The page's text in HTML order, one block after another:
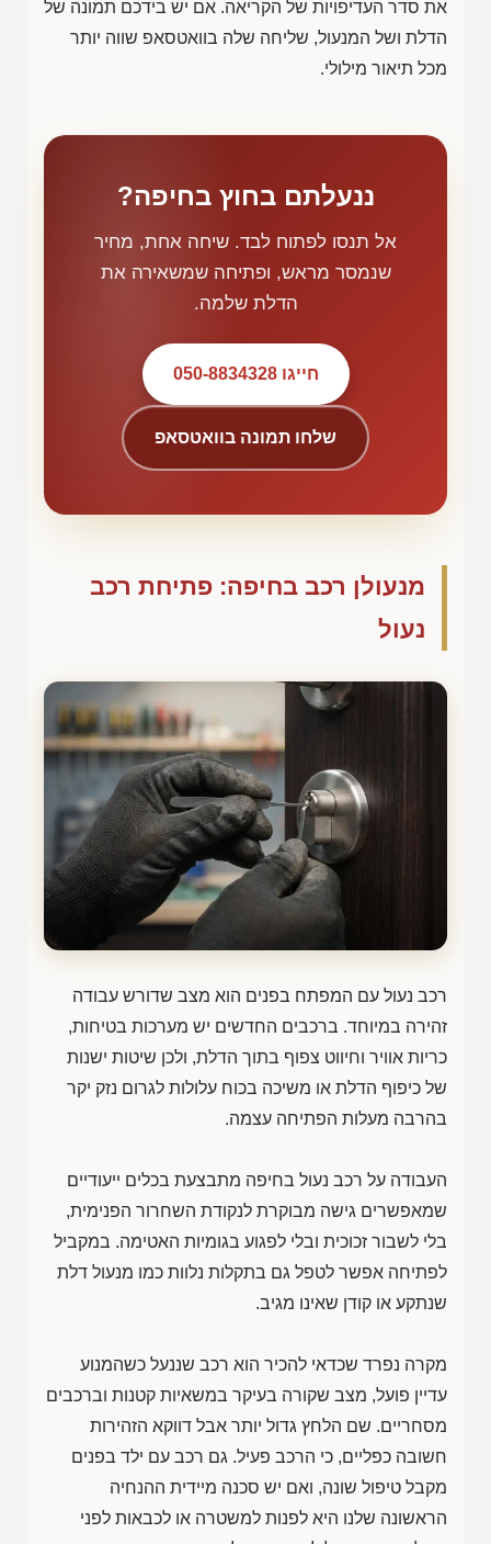
את סדר העדיפויות של הקריאה. אם יש בידכם תמונה של
הדלת ושל המנעול, שליחה שלה בוואטסאפ שווה יותר
מכל תיאור מילולי.
ננעלתם בחוץ בחיפה?
אל תנסו לפתוח לבד. שיחה אחת, מחיר
שנמסר מראש, ופתיחה שמשאירה את
הדלת שלמה.
חייגו 050-8834328
שלחו תמונה בוואטסאפ
מנעולן רכב בחיפה: פתיחת רכב
נעול
רכב נעול עם המפתח בפנים הוא מצב שדורש עבודה
זהירה במיוחד. ברכבים החדשים יש מערכות בטיחות,
כריות אוויר וחיווט צפוף בתוך הדלת, ולכן שיטות ישנות
של כיפוף הדלת או משיכה בכוח עלולות לגרום נזק יקר
בהרבה מעלות הפתיחה עצמה.
העבודה על רכב נעול בחיפה מתבצעת בכלים ייעודיים
שמאפשרים גישה מבוקרת לנקודת השחרור הפנימית,
בלי לשבור זכוכית ובלי לפגוע בגומיות האטימה. במקביל
לפתיחה אפשר לטפל גם בתקלות נלוות כמו מנעול דלת
שנתקע או קודן שאינו מגיב.
מקרה נפרד שכדאי להכיר הוא רכב שננעל כשהמנוע
עדיין פועל, מצב שקורה בעיקר במשאיות קטנות וברכבים
מסחריים. שם הלחץ גדול יותר אבל דווקא הזהירות
חשובה כפליים, כי הרכב פעיל. גם רכב עם ילד בפנים
מקבל טיפול שונה, ואם יש סכנה מיידית ההנחיה
הראשונה שלנו היא לפנות למשטרה או לכבאות לפני